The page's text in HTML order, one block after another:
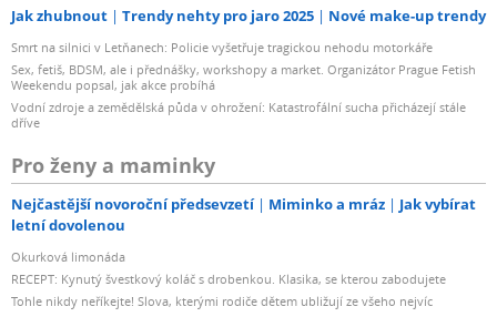
Jak zhubnout Trendy nehty pro jaro 2025 Nové make-up trendy
Smrt na silnici v Letňanech: Policie vyšetřuje tragickou nehodu motorkáře
Sex, fetiš, BDSM, ale i přednášky, workshopy a market. Organizátor Prague Fetish
Weekendu popsal, jak akce probíhá
Vodní zdroje a zemědělská půda v ohrožení: Katastrofální sucha přicházejí stále
dříve
Pro ženy a maminky
Nejčastější novoroční předsevzetí Miminko a mráz
Jak vybírat
letní dovolenou
Okurková limonáda
RECEPT: Kynutý švestkový koláč s drobenkou. Klasika, se kterou zabodujete
Tohle nikdy neříkejte! Slova, kterými rodiče dětem ubližují ze všeho nejvíc